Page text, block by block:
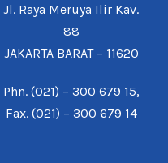
Jl. Raya Meruya Ilir Kav.
88
JAKARTA BARAT – 11620
Phn. (021) – 300 679 15,
Fax. (021) – 300 679 14